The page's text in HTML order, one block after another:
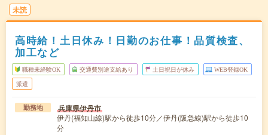
未読
高時給！土日休み！日勤のお仕事！品質検査、
加工など
職種未経験OK 交通費別途支給あり 土日祝日が休み WEB登録OK
派遣
勤務地 兵庫県伊丹市
伊丹(福知山線)駅から徒歩10分／伊丹(阪急線)駅から徒歩10
分